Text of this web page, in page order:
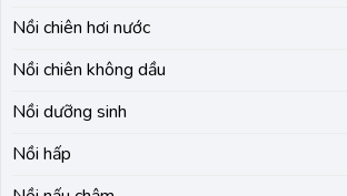
Nồi chiên hơi nước
Nồi chiên không dầu
Nồi dưỡng sinh
Nồi hấp